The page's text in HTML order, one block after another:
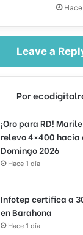
Leave a
Por
¡Oro para RD!
relevo 4×400 hacia
Domingo 2026
Hace 1 día
Infotep certifica a
en Barahona
Hace 1 día